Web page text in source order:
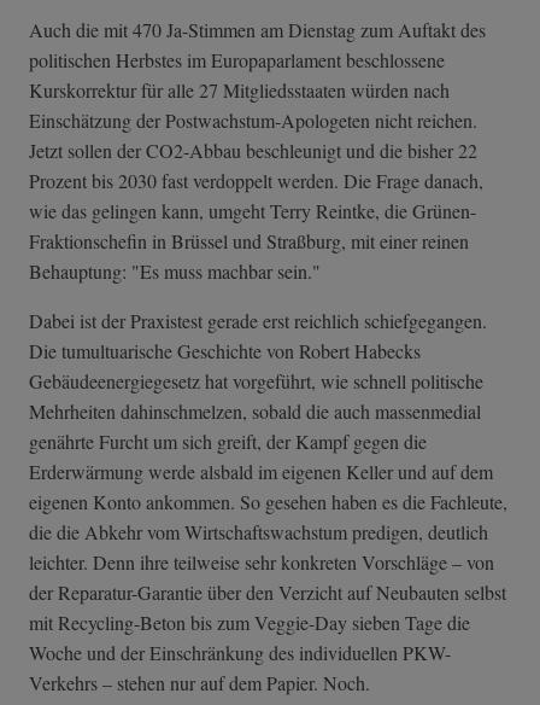
Auch die mit 470 Ja-Stimmen am Dienstag zum Auftakt des
politischen Herbstes im Europaparlament beschlossene
Kurskorrektur für alle 27 Mitgliedsstaaten würden nach
Einschätzung der Postwachstum-Apologeten nicht reichen.
Jetzt sollen der CO2-Abbau beschleunigt und die bisher 22
Prozent bis 2030 fast verdoppelt werden. Die Frage danach,
wie das gelingen kann, umgeht Terry Reintke, die Grünen-
Fraktionschefin in Brüssel und Straßburg, mit einer reinen
Behauptung: "Es muss machbar sein."
Dabei ist der Praxistest gerade erst reichlich schiefgegangen.
Die tumultuarische Geschichte von Robert Habecks
Gebäudeenergiegesetz hat vorgeführt, wie schnell politische
Mehrheiten dahinschmelzen, sobald die auch massenmedial
genährte Furcht um sich greift, der Kampf gegen die
Erderwärmung werde alsbald im eigenen Keller und auf dem
eigenen Konto ankommen. So gesehen haben es die Fachleute,
die die Abkehr vom Wirtschaftswachstum predigen, deutlich
leichter. Denn ihre teilweise sehr konkreten Vorschläge – von
der Reparatur-Garantie über den Verzicht auf Neubauten selbst
mit Recycling-Beton bis zum Veggie-Day sieben Tage die
Woche und der Einschränkung des individuellen PKW-
Verkehrs – stehen nur auf dem Papier. Noch.